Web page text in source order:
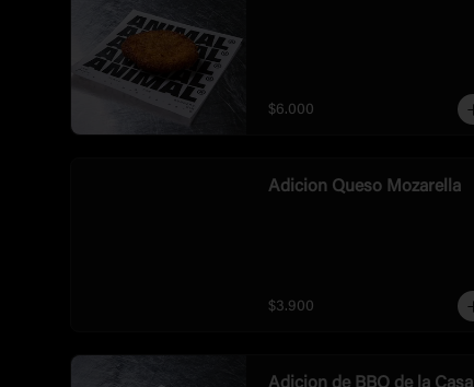
$6.000
Adicion Queso Mozarella
$3.900